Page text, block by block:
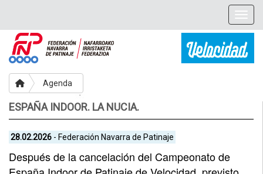
Agenda
ESPAÑA INDOOR. LA NUCIA.
28.02.2026- Federación Navarra de Patinaje
Después de la cancelación del Campeonato de